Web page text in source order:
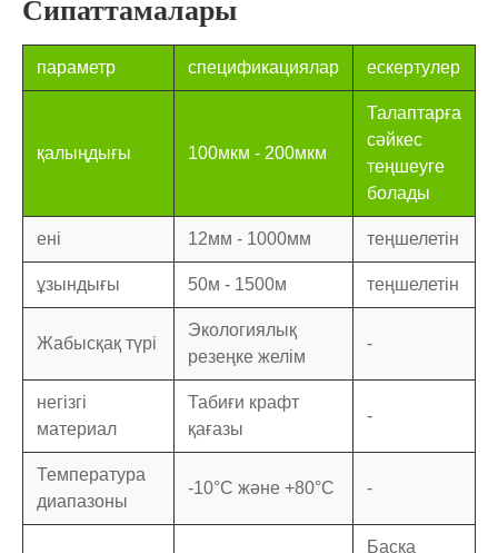
Сипаттамалары
параметр спецификациялар ескертулер
қалыңдығы 100мкм - 200мкм
Талаптарға
сәйкес
теңшеуге
болады
ені 12мм - 1000мм теңшелетін
ұзындығы 50м - 1500м теңшелетін
Жабысқақ түрі
Экологиялық
резеңке желім
-
негізгі
материал
Табиғи крафт
қағазы
-
Температура
диапазоны
-10°C және +80°C -
Басқа